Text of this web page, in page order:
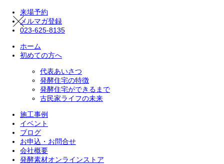
来場予約
メルマガ登録
023-625-8135
ホーム
初めての方へ
代表あいさつ
発酵住宅の特徴
発酵住宅ができるまで
古民家ライフの未来
施工事例
イベント
ブログ
お申込・お問合せ
会社概要
発酵素材オンラインストア